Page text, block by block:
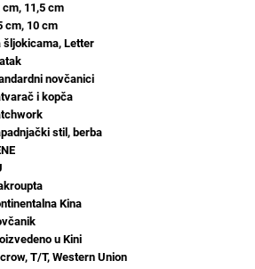
cm, 11,5 cm
cm, 10 cm
šljokicama, Letter
novčanici
i kopča
stil, berba
Kina
u Kini
T/T, Western Union